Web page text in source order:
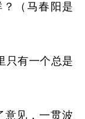
（马春阳是
有一个总是
意见，一贯波